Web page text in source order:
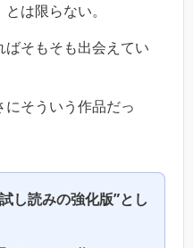
は限らない。
そもそも出会えてい
そういう作品だっ
読みの強化版”とし